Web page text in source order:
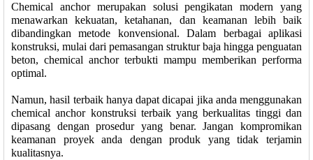
Chemical anchor merupakan solusi pengikatan modern yang
menawarkan kekuatan, ketahanan, dan keamanan lebih baik
dibandingkan metode konvensional. Dalam berbagai aplikasi
konstruksi, mulai dari pemasangan struktur baja hingga penguatan
beton, chemical anchor terbukti mampu memberikan performa
optimal.
Namun, hasil terbaik hanya dapat dicapai jika anda menggunakan
chemical anchor konstruksi terbaik yang berkualitas tinggi dan
dipasang dengan prosedur yang benar. Jangan kompromikan
keamanan proyek anda dengan produk yang tidak terjamin
kualitasnya.